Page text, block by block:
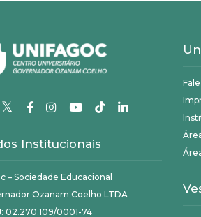
𝕏
Institucionais
– Sociedade Educacional
Ozanam Coelho LTDA
02.270.109/0001-74